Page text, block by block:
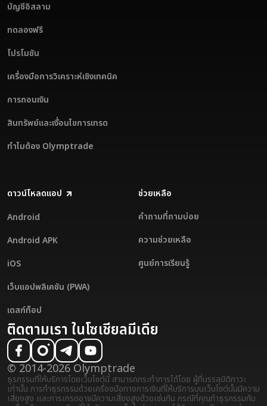
บัญชีอิสลาม
ทดลองฟรี
โปรโมชัน
เครื่องมือการวิเคราะห์เชิงเทคนิค
การถอนเงิน
สินทรัพย์และเงื่อนไขการเทรด
ทำไมต้อง Olymptrade
ดาวน์โหลดแอป
Android
Android APK
iOS
เว็บแอปพลิเคชัน (PWA)
เดสก์ท็อป
ช่วยเหลือ
คำถามที่ถามบ่อย
ความช่วยเหลือ
ศูนย์การเรียนรู้
ติดตามเรา ในโซเชียลมีเดีย
© 2014-2026 Olymptrade
ธุรกรรมที่ให้บริการโดยเว็บไซต์นี้ สามารถกระทำการได้โดย ผู้ที่บรรลุนิติภาวะ
เท่านั้น การทำธุรกรรมด้วยเครื่องมือทางการเงินที่ให้บริการบนเว็บไซต์นั้นมีความ
เสี่ยงสูง และการเทรดอาจมีความเสี่ยงสูงด้วยเช่นกัน กรณีที่คุณทำธุรกรรมกับ